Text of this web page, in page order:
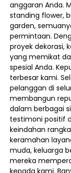
anggaran Anda.
standing flower,
garden,
permintaan.
proyek dekorasi,
yang memikat
spesial Anda.
terbesar kami.
pelanggan di
membangun
dalam berbagai
testimoni positif
keindahan
keramahan
muda, keluarga
mereka
kepada kami.